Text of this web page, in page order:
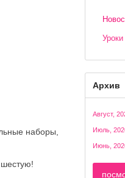
наборы,
Архив
Август,
Июль,
Июнь,